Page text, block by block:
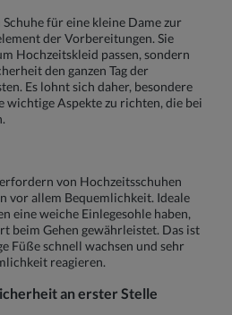
für eine kleine Dame zur
der Vorbereitungen. Sie
Hochzeitskleid passen, sondern
den ganzen Tag der
Es lohnt sich daher, besondere
wichtige Aspekte zu richten, die bei
von Hochzeitsschuhen
vor allem Bequemlichkeit. Ideale
eine weiche Einlegesohle haben,
beim Gehen gewährleistet. Das ist
Füße schnell wachsen und sehr
reagieren.
an erster Stelle